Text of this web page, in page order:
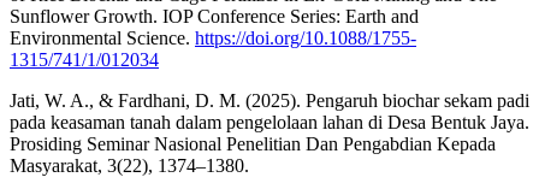
Sunflower Growth. IOP Conference Series: Earth and
Environmental Science. https://doi.org/10.1088/1755-
1315/741/1/012034
Jati, W. A., & Fardhani, D. M. (2025). Pengaruh biochar sekam padi
pada keasaman tanah dalam pengelolaan lahan di Desa Bentuk Jaya.
Prosiding Seminar Nasional Penelitian Dan Pengabdian Kepada
Masyarakat, 3(22), 1374–1380.